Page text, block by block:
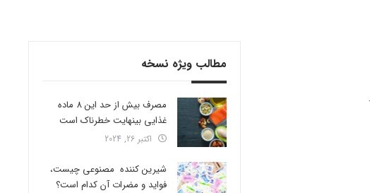
مطالب ویژه نسخه
مصرف بیش از حد این 8 ماده
غذایی بینهایت خطرناک است
اکتبر 26, 2024
شیرین کننده مصنوعی چیست،
فواید و مضرات آن کدام است؟